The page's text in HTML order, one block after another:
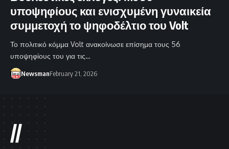
υποψηφίους και ενισχυμένη γυναικεία
συμμετοχή το ψηφοδέλτιο του Volt
Το πολιτικό κόμμα Volt ανακοίνωσε επίσημα τους 56
υποψηφίους του για τις…
NewsmanFebruary 21, 2026
//